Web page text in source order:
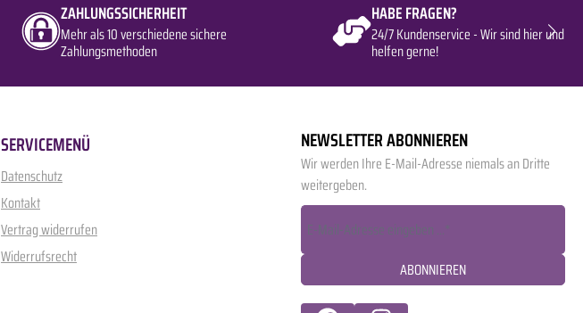
ZAHLUNGSSICHERHEIT
Mehr als 10 verschiedene sichere
Zahlungsmethoden
HABE FRAGEN?
24/7 Kundenservice - Wir sind hier und
helfen gerne!
SERVICEMENÜ
Datenschutz
Kontakt
Vertrag widerrufen
Widerrufsrecht
NEWSLETTER ABONNIEREN
Wir werden Ihre E-Mail-Adresse niemals an Dritte
weitergeben.
ABONNIEREN